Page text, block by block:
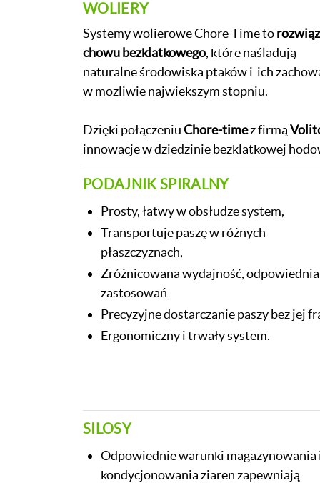
WOLIERY
Systemy wolierowe Chore-Time to
chowu bezklatkowego, które naśladują
naturalne środowiska ptaków i ich
w mozliwie najwiekszym stopniu.
Dzięki połączeniuChore-timez firmą
innowacje w dziedzinie bezklatkowej
PODAJNIK SPIRALNY
Prosty, łatwy w obsłudze system,
Transportuje paszę w różnych
płaszczyznach,
Zróżnicowana wydajność,
zastosowań
Precyzyjne dostarczanie paszy bez jej
Ergonomiczny i trwały system.
SILOSY
Odpowiednie warunki magazynowania
kondycjonowania ziaren zapewniają